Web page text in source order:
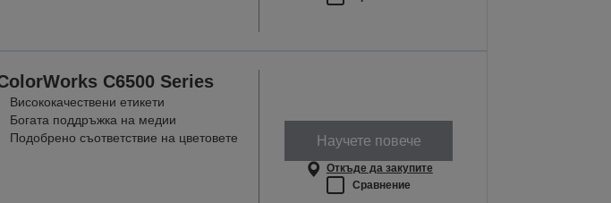
C6500 Series
Висококачествени етикети
Богата поддръжка на медии
Подобрено съответствие на цветовете
Научете повече
Откъде да закупите
Сравнение